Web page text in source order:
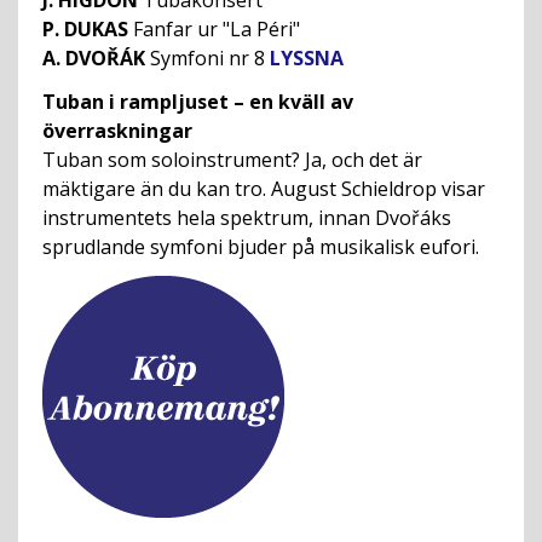
P. DUKAS Fanfar ur "La Péri"
A. DVOŘÁKSymfoni nr 8 LYSSNA
Tuban i rampljuset – en kväll av
överraskningar
Tuban som soloinstrument? Ja, och det är
mäktigare än du kan tro. August Schieldrop visar
instrumentets hela spektrum, innan Dvořáks
sprudlande symfoni bjuder på musikalisk eufori.